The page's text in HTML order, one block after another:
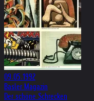
09.05.1992
Basler Magazin
Der schöne Schrecken